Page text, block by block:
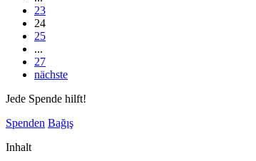
23
24
25
...
27
nächste
Jede Spende hilft!
Spenden Bağış
Inhalt